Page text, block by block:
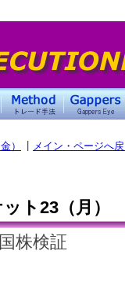
） メイン・ページへ
ト23（月）
株検証